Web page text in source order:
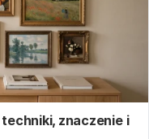
znaczenie i